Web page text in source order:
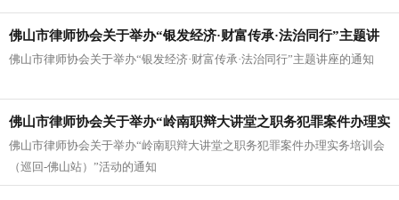
佛山市律师协会关于举办“银发经济·财富传承·法治同行”主题讲
座的通知
佛山市律师协会关于举办“银发经济·财富传承·法治同行”主题讲座的通知
佛山市律师协会关于举办“岭南职辩大讲堂之职务犯罪案件办理实
务培训会（巡回-佛山站）”活动的通知
佛山市律师协会关于举办“岭南职辩大讲堂之职务犯罪案件办理实务培训会
（巡回-佛山站）”活动的通知